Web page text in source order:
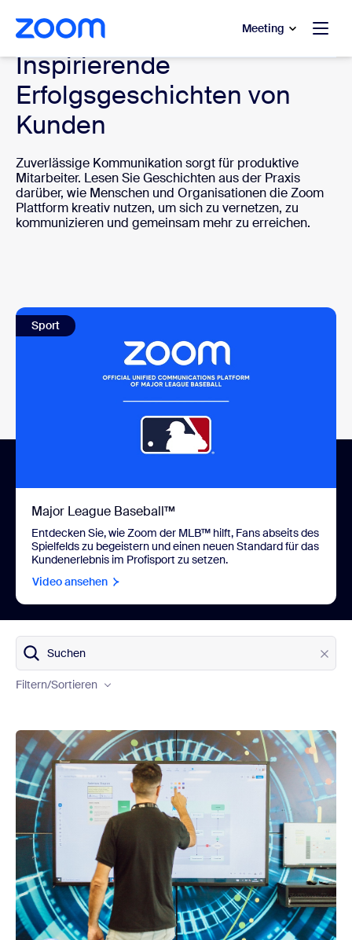
wechseln
Chat wechseln Meeting
Inspirierende
Erfolgsgeschichten von
Kunden
Zuverlässige Kommunikation sorgt für produktive
Mitarbeiter. Lesen Sie Geschichten aus der Praxis
darüber, wie Menschen und Organisationen die Zoom
Plattform kreativ nutzen, um sich zu vernetzen, zu
kommunizieren und gemeinsam mehr zu erreichen.
Sport
Major League Baseball™
Entdecken Sie, wie Zoom der MLB™ hilft, Fans abseits des
Spielfelds zu begeistern und einen neuen Standard für das
Kundenerlebnis im Profisport zu setzen.
Video ansehen
Suchen
Filtern/Sortieren
Produkte
Branchen
Unternehmensgröße
view Flex